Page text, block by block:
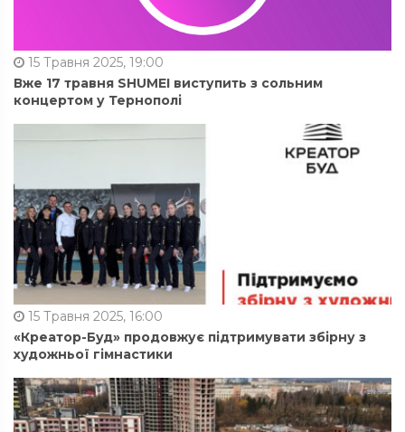
15 Травня 2025, 19:00
Вже 17 травня SHUMEI виступить з сольним
концертом у Тернополі
15 Травня 2025, 16:00
«Креатор-Буд» продовжує підтримувати збірну з
художньої гімнастики